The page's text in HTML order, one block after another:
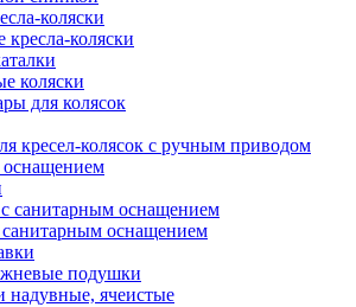
коляски
коляски
коляски
для колясок
кресел-колясок с ручным приводом
санитарным оснащением
санитарным оснащением
подушки
ячеистые